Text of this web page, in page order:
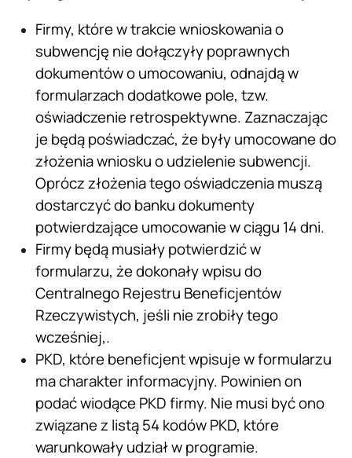
Firmy, które w trakcie wnioskowania o
subwencję nie dołączyły poprawnych
dokumentów o umocowaniu, odnajdą w
formularzach dodatkowe pole, tzw.
oświadczenie retrospektywne. Zaznaczając
je będą poświadczać, że były umocowane do
złożenia wniosku o udzielenie subwencji.
Oprócz złożenia tego oświadczenia muszą
dostarczyć do banku dokumenty
potwierdzające umocowanie w ciągu 14 dni.
Firmy będą musiały potwierdzić w
formularzu, że dokonały wpisu do
Centralnego Rejestru Beneficjentów
Rzeczywistych, jeśli nie zrobiły tego
wcześniej,.
PKD, które beneficjent wpisuje w formularzu
ma charakter informacyjny. Powinien on
podać wiodące PKD firmy. Nie musi być ono
związane z listą 54 kodów PKD, które
warunkowały udział w programie.